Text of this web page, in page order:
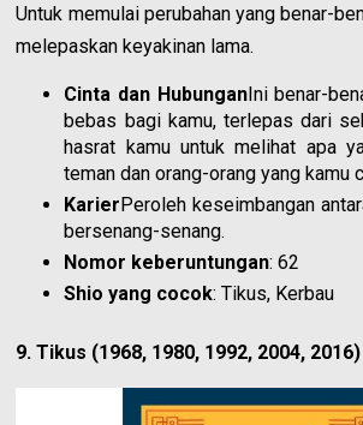
Untuk memulai perubahan yang benar-
melepaskan keyakinan lama.
Cinta dan HubunganIni benar-
bebas bagi kamu, terlepas dari
hasrat kamu untuk melihat apa
teman dan orang-orang yang kamu
KarierPeroleh keseimbangan
bersenang-senang.
Nomor keberuntungan: 62
Shio yang cocok: Tikus, Kerbau
9. Tikus (1968, 1980, 1992, 2004, 2016)